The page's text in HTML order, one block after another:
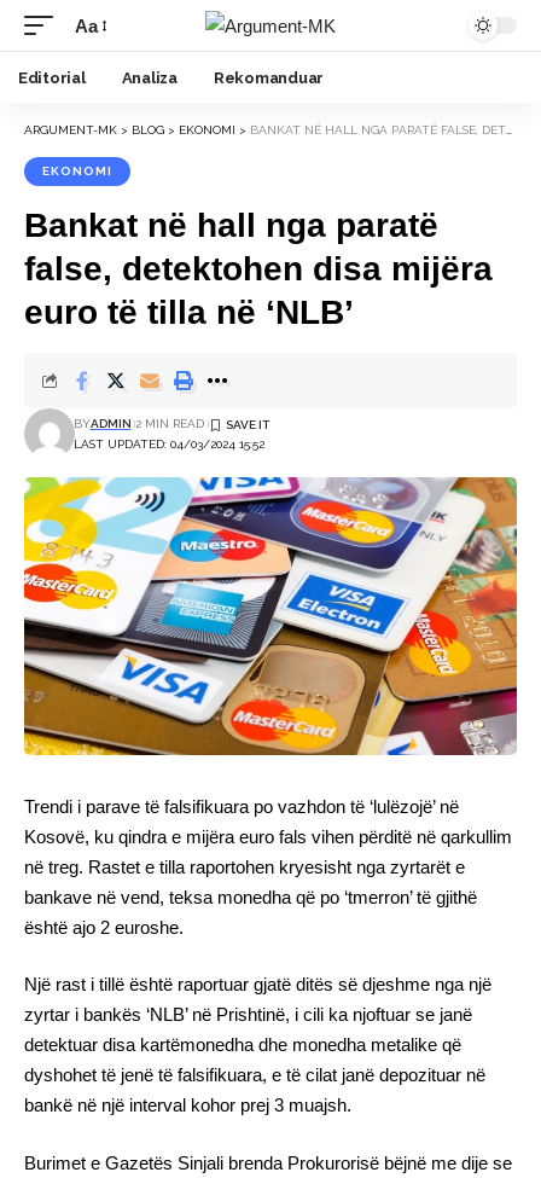
Font
Resizer
Aa
Editorial Analiza Rekomanduar
ARGUMENT-MK > BLOG > EKONOMI > BANKAT NË HALL NGA PARATË FALSE, DETEKTOHEN DISA MIJËRA EURO TË TILLA NË ‘NLB’
EKONOMI
Bankat në hall nga paratë
false, detektohen disa mijëra
euro të tilla në ‘NLB’
LAST UPDATED: 04/03/2024 15:52
BYADMIN 2 MIN READ
Trendi i parave të falsifikuara po vazhdon të ‘lulëzojë’ në
Kosovë, ku qindra e mijëra euro fals vihen përditë në qarkullim
në treg. Rastet e tilla raportohen kryesisht nga zyrtarët e
bankave në vend, teksa monedha që po ‘tmerron’ të gjithë
është ajo 2 euroshe.
Një rast i tillë është raportuar gjatë ditës së djeshme nga një
zyrtar i bankës ‘NLB’ në Prishtinë, i cili ka njoftuar se janë
detektuar disa kartëmonedha dhe monedha metalike që
dyshohet të jenë të falsifikuara, e të cilat janë depozituar në
bankë në një interval kohor prej 3 muajsh.
Burimet e Gazetës Sinjali brenda Prokurorisë bëjnë me dije se